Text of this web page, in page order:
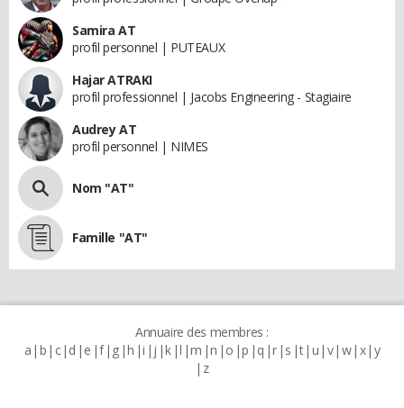
Samira AT
profil personnel | PUTEAUX
Hajar ATRAKI
profil professionnel | Jacobs Engineering - Stagiaire
Audrey AT
profil personnel | NIMES
Nom "AT"
Famille "AT"
Annuaire des membres :
a b c d e f g h i j k l m n o p q r s t u v w x y
z